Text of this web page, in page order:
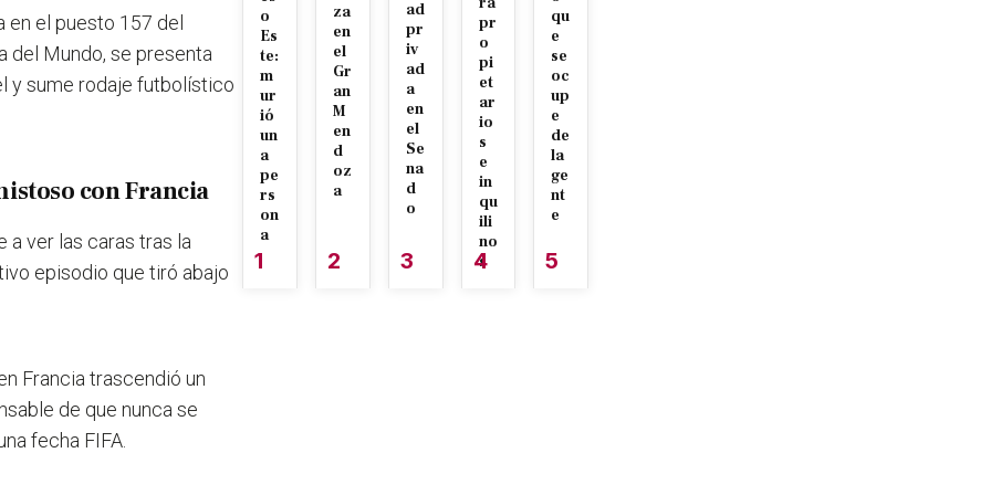
en el puesto 157 del
del Mundo, se presenta
y sume rodaje futbolístico
con Francia
a ver las caras tras la
episodio que tiró abajo
Francia trascendió un
de que nunca se
fecha FIFA.
o
Es
te:
m
ur
ió
un
a
pe
rs
on
a
1
za
en
el
Gr
an
M
en
d
oz
a
2
ad
pr
iv
ad
a
en
el
Se
na
d
o
3
pr
o
pi
et
ar
io
s
e
in
qu
ili
no
s
4
qu
e
se
oc
up
e
de
la
ge
nt
e
5